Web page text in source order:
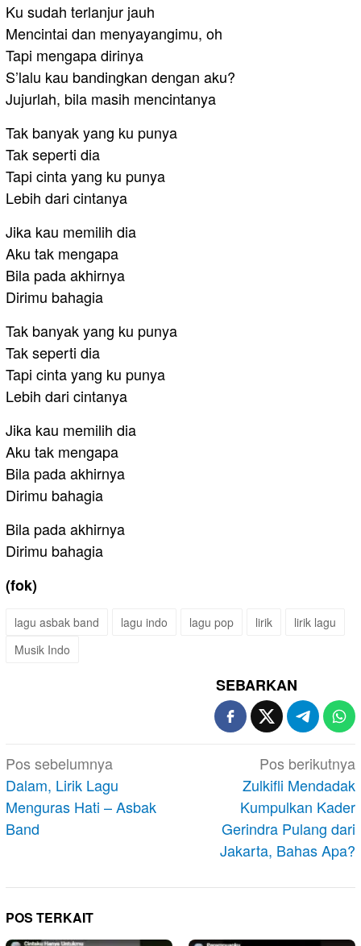
Ku sudah terlanjur jauh
Mencintai dan menyayangimu, oh
Tapi mengapa dirinya
S’lalu kau bandingkan dengan aku?
Jujurlah, bila masih mencintanya
Tak banyak yang ku punya
Tak seperti dia
Tapi cinta yang ku punya
Lebih dari cintanya
Jika kau memilih dia
Aku tak mengapa
Bila pada akhirnya
Dirimu bahagia
Tak banyak yang ku punya
Tak seperti dia
Tapi cinta yang ku punya
Lebih dari cintanya
Jika kau memilih dia
Aku tak mengapa
Bila pada akhirnya
Dirimu bahagia
Bila pada akhirnya
Dirimu bahagia
(fok)
lagu asbak band lagu indo lagu pop lirik
lirik lagu
Musik Indo
SEBARKAN
Navigasi
pos
Pos sebelumnya
Dalam, Lirik Lagu
Menguras Hati – Asbak
Band
Pos berikutnya
Zulkifli Mendadak
Kumpulkan Kader
Gerindra Pulang dari
Jakarta, Bahas Apa?
POS TERKAIT